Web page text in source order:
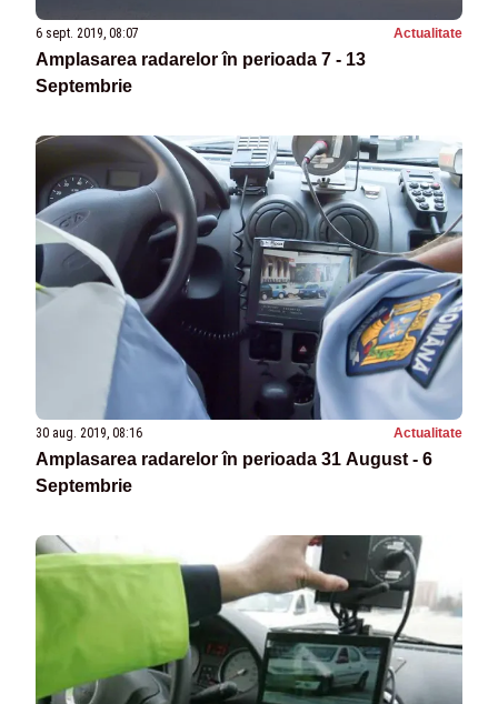
6 sept. 2019, 08:07 Actualitate
Amplasarea radarelor în perioada 7 - 13
Septembrie
30 aug. 2019, 08:16 Actualitate
Amplasarea radarelor în perioada 31 August - 6
Septembrie